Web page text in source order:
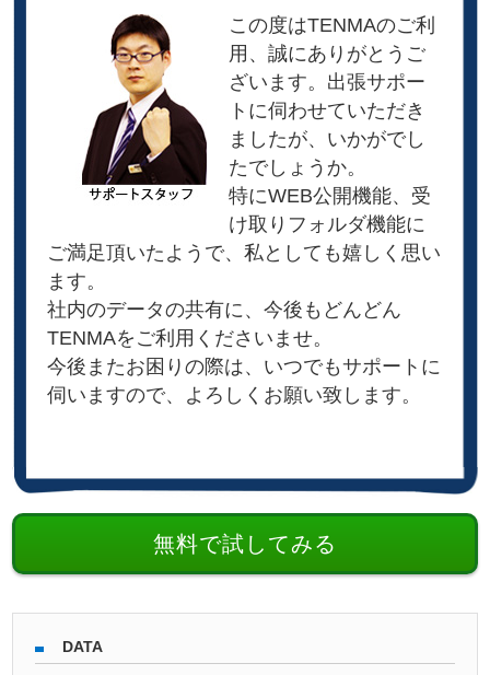
この度はTENMAのご利
用、誠にありがとうご
ざいます。出張サポー
トに伺わせていただき
ましたが、いかがでし
たでしょうか。
特にWEB公開機能、受
け取りフォルダ機能に
ご満足頂いたようで、私としても嬉しく思い
ます。
社内のデータの共有に、今後もどんどん
TENMAをご利用くださいませ。
今後またお困りの際は、いつでもサポートに
伺いますので、よろしくお願い致します。
無料で試してみる
DATA